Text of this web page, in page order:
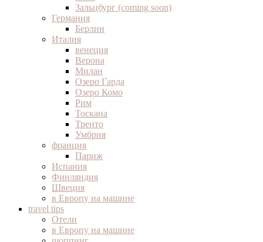
Зальцбург (coming soon)
Германия
Берлин
Италия
венеция
Верона
Милан
Озеро Гарда
Озеро Комо
Рим
Тоскана
Тренто
Умбрия
франция
Париж
Испания
Финляндия
Швеция
в Европу на машине
travel tips
Отели
в Европу на машине